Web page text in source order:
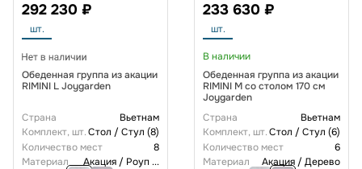
292 230 ₽
шт.
Обеденная группа из акации
RIMINI L Joygarden
Страна
Вьетнам
Комплект, шт.Стол / Стул (8)
Количество мест
8
Материал
Акация / Роуп ...
233 630 ₽
шт.
В наличии
Обеденная группа из акации
RIMINI M со столом 170 см
Joygarden
Страна
Вьетнам
Комплект, шт.Стол / Стул (6)
Количество мест
6
Материал
Акация / Дерево